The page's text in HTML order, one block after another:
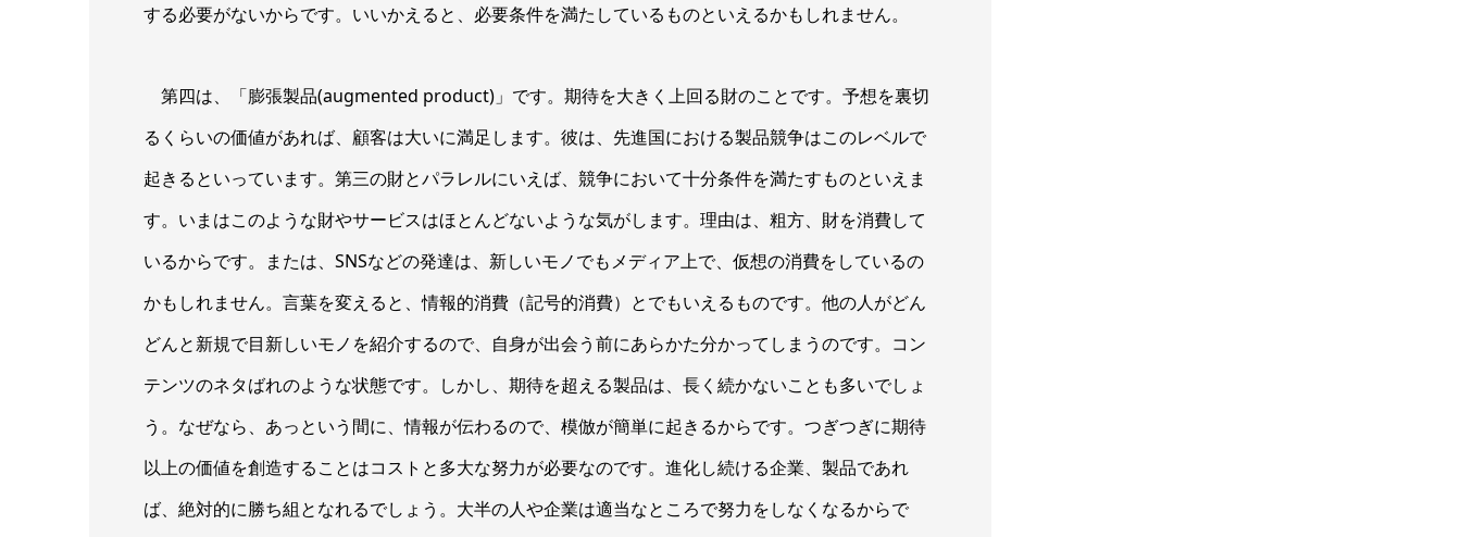
する必要がないからです。いいかえると、必要条件を満たしているものといえるかもしれません。
第四は、「膨張製品(augmented product)」です。期待を大きく上回る財のことです。予想を裏切
るくらいの価値があれば、顧客は大いに満足します。彼は、先進国における製品競争はこのレベルで
起きるといっています。第三の財とパラレルにいえば、競争において十分条件を満たすものといえま
す。いまはこのような財やサービスはほとんどないような気がします。理由は、粗方、財を消費して
いるからです。または、SNSなどの発達は、新しいモノでもメディア上で、仮想の消費をしているの
かもしれません。言葉を変えると、情報的消費（記号的消費）とでもいえるものです。他の人がどん
どんと新規で目新しいモノを紹介するので、自身が出会う前にあらかた分かってしまうのです。コン
テンツのネタばれのような状態です。しかし、期待を超える製品は、長く続かないことも多いでしょ
う。なぜなら、あっという間に、情報が伝わるので、模倣が簡単に起きるからです。つぎつぎに期待
以上の価値を創造することはコストと多大な努力が必要なのです。進化し続ける企業、製品であれ
ば、絶対的に勝ち組となれるでしょう。大半の人や企業は適当なところで努力をしなくなるからで